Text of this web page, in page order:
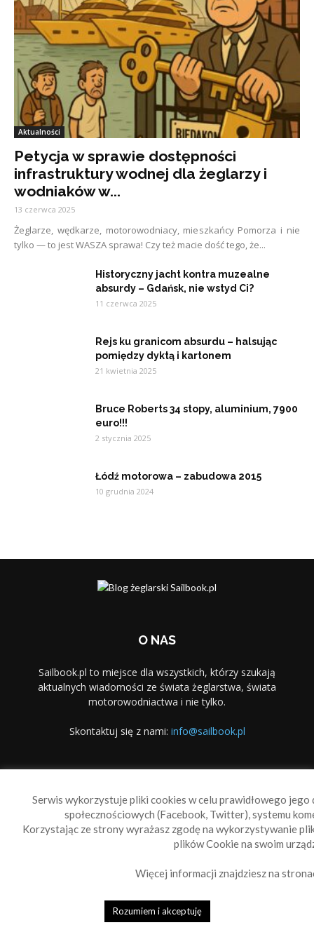
Aktualności
Petycja w sprawie dostępności
infrastruktury wodnej dla żeglarzy i
wodniaków w...
13 czerwca 2025
Żeglarze, wędkarze, motorowodniacy, mieszkańcy Pomorza i nie
tylko — to jest WASZA sprawa! Czy też macie dość tego, że...
Historyczny jacht kontra muzealne
absurdy – Gdańsk, nie wstyd Ci?
11 czerwca 2025
Rejs ku granicom absurdu – halsując
pomiędzy dyktą i kartonem
21 kwietnia 2025
Bruce Roberts 34 stopy, aluminium, 7900
euro!!!
2 stycznia 2025
Łódź motorowa – zabudowa 2015
10 grudnia 2024
O NAS
Sailbook.pl to miejsce dla wszystkich, którzy szukają
aktualnych wiadomości ze świata żeglarstwa, świata
motorowodniactwa i nie tylko.
Skontaktuj się z nami: info@sailbook.pl
Reklama
Polityka prywatności
© 2010-2019 Sailbook.pl
Serwis wykorzystuje pliki cookies w celu prawidłowego
społecznościowych (Facebook, Twitter), systemu
Korzystając ze strony wyrażasz zgodę na wykorzystywanie
plików Cookie na swoim
Więcej informacji znajdziesz na
Rozumiem i akceptuję